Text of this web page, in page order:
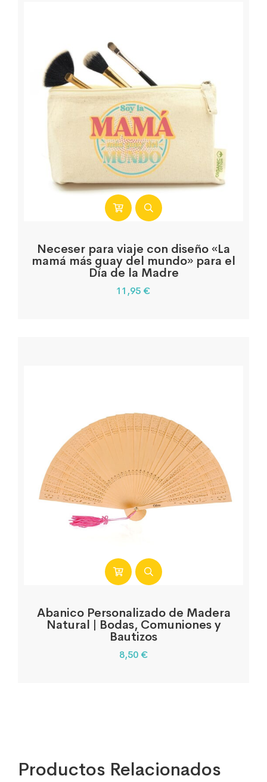
Neceser para viaje con diseño «La
mamá más guay del mundo» para el
Día de la Madre
11,95 €
Abanico Personalizado de Madera
Natural | Bodas, Comuniones y
Bautizos
8,50 €
Productos Relacionados